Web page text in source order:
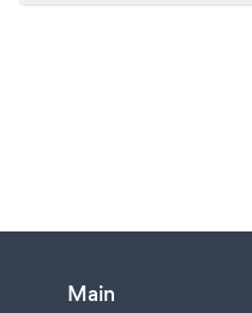
Main